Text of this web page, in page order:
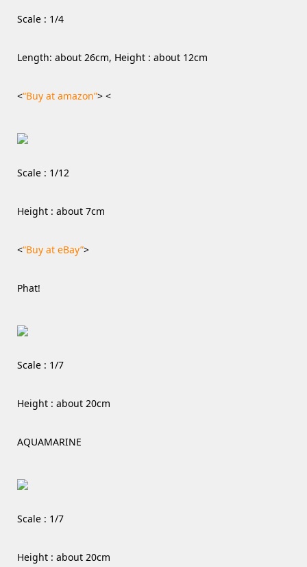
Scale : 1/4
Length: about 26cm, Height : about 12cm
<“Buy at amazon”> <
Scale : 1/12
Height : about 7cm
<“Buy at eBay”>
Phat!
Scale : 1/7
Height : about 20cm
AQUAMARINE
Scale : 1/7
Height : about 20cm